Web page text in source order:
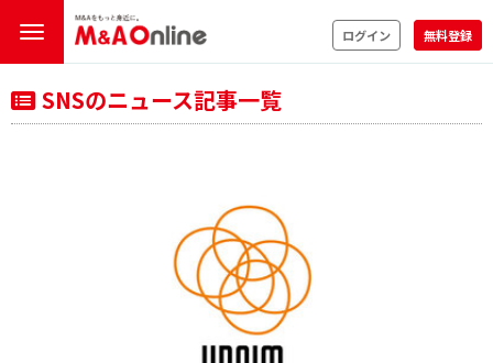
ログイン 無料登録
SNSのニュース記事一覧